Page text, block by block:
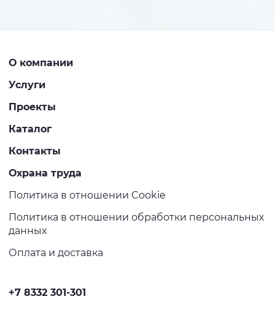
О компании
Услуги
Проекты
Каталог
Контакты
Охрана труда
Политика в отношении Cookie
Политика в отношении обработки персональных
данных
Оплата и доставка
+7 8332 301-301